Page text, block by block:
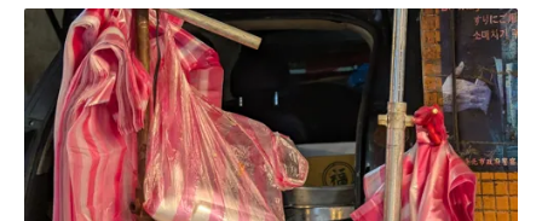
主時鐘與週邊生理時鐘同步化，以維持睡眠週期、體溫、
細胞週期、代謝、免疫等關鍵功能的平衡。生理時鐘會與
太陽24小時的明暗循環同步化，產生晝夜節律。當節律失
衡，睡眠障礙、糖尿病、免疫系統等疾病的風險也會上
升。聚氯乙烯（PVC）及聚氨酯（PUR或PU）是常見塑
膠，用於製造兒童玩具、食品包裝到家具等各種生活產
品。挪威科技大學（Norwegian University of Science and